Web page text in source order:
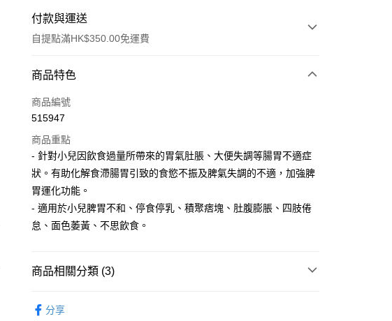
付款與運送
自提點滿HK$350.00免運費
付款方式
信用卡
PayMe
WeChat Pay
送貨方式
每筆HK$50.00，滿HK$350.00或以上免運費
每筆HK$50.00，滿HK$350.00或以上免運費
商品特色
商品編號
515947
商品重點
- 針對小兒因飲食過量所帶來的胃氣肚脹、大便失調等腸胃不適症
狀。有助化解食滯腸胃引致的食慾不振及脾氣失調的不適，加強脾
胃運化功能。
- 適用於小兒脾胃不和、停食停乳、積聚痞塊、肚腹膨脹、四肢倦
怠、面色萎黃、不思飲食。
商品相關分類 (3)
分享